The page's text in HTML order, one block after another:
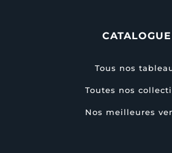
CATALOGUE
Tous nos
Toutes nos
Nos meilleures